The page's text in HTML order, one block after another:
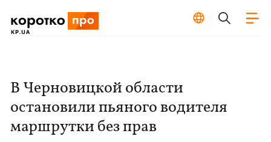
В Черновицкой области
остановили пьяного водителя
маршрутки без прав